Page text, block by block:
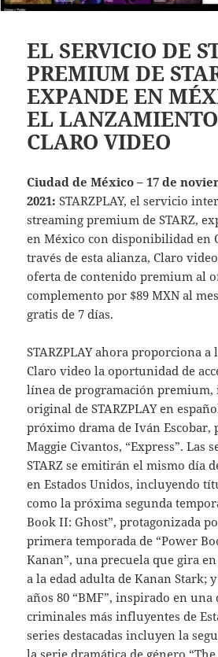
EL SERVICIO DE
PREMIUM DE
EXPANDE EN
EL
CLARO VIDEO
Ciudad de México – 17 de
2021: STARZPLAY, el servicio
streaming premium de STARZ,
en México con disponibilidad en
través de esta alianza, Claro
oferta de contenido premium al
complemento por $89 MXN al
gratis de 7 días.
STARZPLAY ahora proporciona a
Claro video la oportunidad de
línea de programación
original de STARZPLAY en
próximo drama de Iván Escobar,
Maggie Civantos, “Express”. Las
STARZ se emitirán el mismo día
en Estados Unidos, incluyendo
como la próxima segunda
Book II: Ghost”, protagonizada
primera temporada de “Power
Kanan”, una precuela que gira
a la edad adulta de Kanan Stark;
años 80 “BMF”, inspirado en
criminales más influyentes de
series destacadas incluyen la